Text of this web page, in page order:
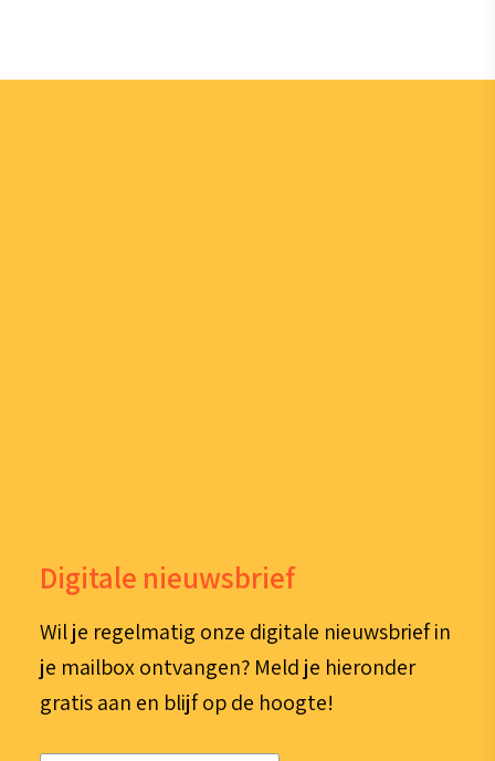
Digitale nieuwsbrief
Wil je regelmatig onze digitale nieuwsbrief in
je mailbox ontvangen? Meld je hieronder
gratis aan en blijf op de hoogte!